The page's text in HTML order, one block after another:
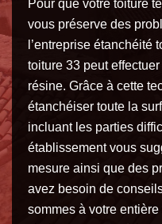
Pour que votre toiture
vous préserve des
l’entreprise étanchéité
toiture 33 peut
résine. Grâce à cette
étanchéiser toute la
incluant les parties
établissement vous
mesure ainsi que des
avez besoin de
sommes à votre